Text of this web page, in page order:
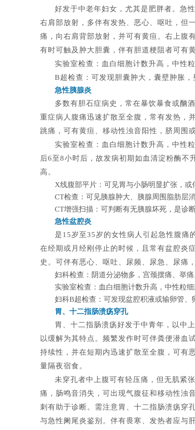
好发于中老年妇女，尤其是肥胖者。急
右肩部放射，多伴有发热、恶心、呕吐，但
痛，向右肩背部放射，并可有黄疸。右上腹
有时可触及肿大胆囊，伴有胆道梗阻者可有黄
实验室检查：血白细胞计数升高，中性粒
B超检查：可发现胆囊肿大，囊壁肿胀
急性胰腺炎
多数有胆石症病史，常在暴饮暴食或酗
重症病人腹痛迅速扩散至全腹，常有发热，
跳痛，可有黄疸、移动性浊音阳性，脐周围
实验室检查：血白细胞计数升高，中性
后6至8小时后，故发病初期如血清淀粉酶不
高。
X线腹部平片：可见胃与小肠明显扩张，或
CT检查：可见胰腺肿大、胰腺周围脂肪层
CT增强扫描：可判断有无胰腺坏死，是诊
急性盆腔炎
是15岁至35岁的女性病人引起急性腹痛
在经期或月经刚停止的时候，且常有盆腔炎
史。可伴有恶心、呕吐、尿频、尿急、尿痛
妇科检查：阴道分泌物多，宫颈摆痛、举痛
实验室检查：血白细胞计数升高，中性粒
妇科B超检查：可发现盆腔积液或输卵管、
胃、十二指肠溃疡穿孔
胃、十二指肠溃疡好发于中青年，以中
以缓解为其特点。频繁发作时可伴粪便潜血
持续性，并在短期内迅速扩散至全腹，可有
量隔夜宿食。
未穿孔者中上腹可有轻压痛，但无肌紧
痛，肠鸣音消失，可出现气腹征和移动性浊
刺有助于诊断。需注意胃、十二指肠溃疡穿
与急性阑尾炎鉴别。伴有畏寒、发热者应与